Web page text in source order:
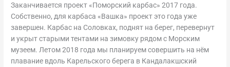
Заканчивается проект «Поморский карбас» 2017 года.
Собственно, для карбаса «Вашка» проект это года уже
завершен. Карбас на Соловках, поднят на берег, перевернут
и укрыт старыми тентами на зимовку рядом с Морским
музеем. Летом 2018 года мы планируем совершить на нём
плавание вдоль Карельского берега в Кандалакшский